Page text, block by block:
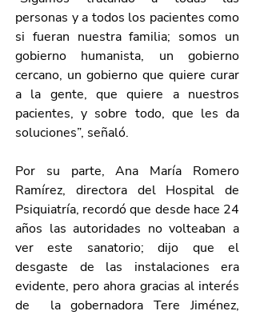
personas y a todos los pacientes como
si fueran nuestra familia; somos un
gobierno humanista, un gobierno
cercano, un gobierno que quiere curar
a la gente, que quiere a nuestros
pacientes, y sobre todo, que les da
soluciones”, señaló.
Por su parte, Ana María Romero
Ramírez, directora del Hospital de
Psiquiatría, recordó que desde hace 24
años las autoridades no volteaban a
ver este sanatorio; dijo que el
desgaste de las instalaciones era
evidente, pero ahora gracias al interés
de  la gobernadora Tere Jiménez,